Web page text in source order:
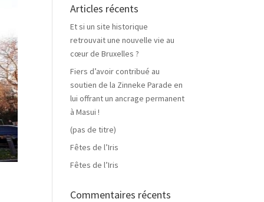
Articles récents
Et si un site historique
retrouvait une nouvelle vie au
cœur de Bruxelles ?
Fiers d’avoir contribué au
soutien de la Zinneke Parade en
lui offrant un ancrage permanent
à Masui !
(pas de titre)
Fêtes de l’Iris
Fêtes de l’Iris
Commentaires récents